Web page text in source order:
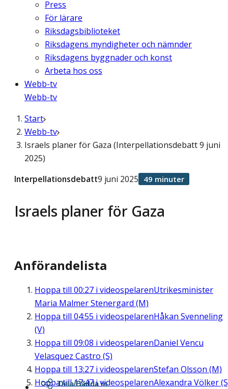
Press
För lärare
Riksdagsbiblioteket
Riksdagens myndigheter och nämnder
Riksdagens byggnader och konst
Arbeta hos oss
Webb-tv
Webb-tv
Start
Webb-tv
Israels planer för Gaza (Interpellationsdebatt 9 juni
2025)
Israels planer för Gaza
Interpellationsdebatt9 juni 2025 49 minuter
Anförandelista
Hoppa till 00:27 i videospelarenUtrikesminister
Maria Malmer Stenergard (M)
Hoppa till 04:55 i videospelarenHåkan Svenneling
(V)
Hoppa till 09:08 i videospelarenDaniel Vencu
Velasquez Castro (S)
Hoppa till 13:27 i videospelarenStefan Olsson (M)
Hoppa till17:47i videospelarenAlexandra Völker
Dela/Bädda in